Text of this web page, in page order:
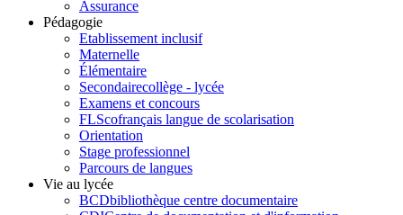
Assurance
Pédagogie
Etablissement inclusif
Maternelle
Élémentaire
Secondairecollège - lycée
Examens et concours
FLScofrançais langue de scolarisation
Orientation
Stage professionnel
Parcours de langues
Vie au lycée
BCDbibliothèque centre documentaire